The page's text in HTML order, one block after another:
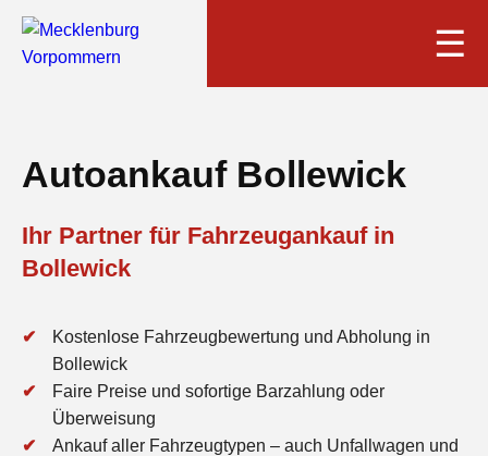
☰
Autoankauf Bollewick
Ihr Partner für Fahrzeugankauf in
Bollewick
Kostenlose Fahrzeugbewertung und Abholung in
Bollewick
Faire Preise und sofortige Barzahlung oder
Überweisung
Ankauf aller Fahrzeugtypen – auch Unfallwagen und